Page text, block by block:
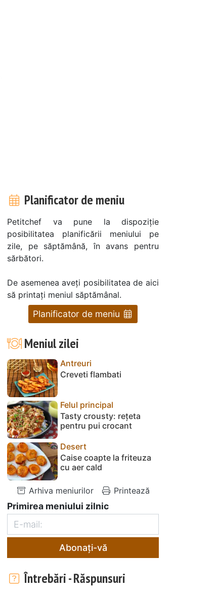
Planificator de meniu
Petitchef va pune la dispoziție
posibilitatea planificării meniului pe
zile, pe săptămână, în avans pentru
sărbători.
De asemenea aveți posibilitatea de aici
să printați meniul săptămânal.
Planificator de meniu
Meniul zilei
Antreuri
Creveti flambati
Felul principal
Tasty crousty: rețeta
pentru pui crocant
Desert
Caise coapte la friteuza
cu aer cald
Arhiva meniurilor Printează
Primirea meniului zilnic
Abonați-vă
Întrebări - Răspunsuri